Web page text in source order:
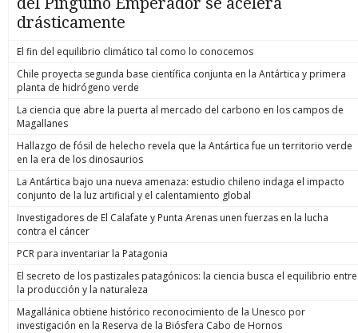
drásticamente
El fin del equilibrio climático tal como lo conocemos
Chile proyecta segunda base científica conjunta en la Antártica y primera
planta de hidrógeno verde
La ciencia que abre la puerta al mercado del carbono en los campos de
Magallanes
Hallazgo de fósil de helecho revela que la Antártica fue un territorio verde
en la era de los dinosaurios
La Antártica bajo una nueva amenaza: estudio chileno indaga el impacto
conjunto de la luz artificial y el calentamiento global
Investigadores de El Calafate y Punta Arenas unen fuerzas en la lucha
contra el cáncer
PCR para inventariar la Patagonia
El secreto de los pastizales patagónicos: la ciencia busca el equilibrio entre
la producción y la naturaleza
Magallánica obtiene histórico reconocimiento de la Unesco por
investigación en la Reserva de la Biósfera Cabo de Hornos